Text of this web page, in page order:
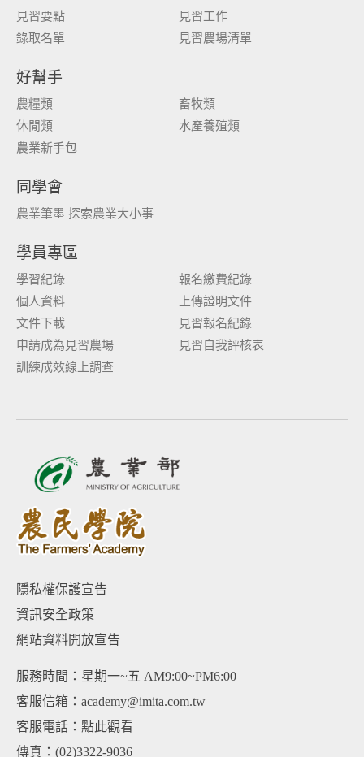
見習要點
見習工作
錄取名單
見習農場清單
好幫手
農糧類
畜牧類
休閒類
水產養殖類
農業新手包
同學會
農業筆墨 探索農業大小事
學員專區
學習紀錄
報名繳費紀錄
個人資料
上傳證明文件
文件下載
見習報名紀錄
申請成為見習農場
見習自我評核表
訓練成效線上調查
隱私權保護宣告
資訊安全政策
網站資料開放宣告
服務時間：星期一~五 AM9:00~PM6:00
客服信箱：academy@imita.com.tw
客服電話： 點此觀看
傳真：(02)3322-9036